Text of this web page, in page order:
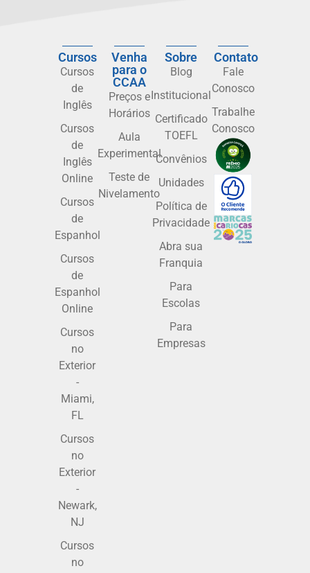
Cursos
Cursos
de
Inglês
Cursos
de
Inglês
Online
Cursos
de
Espanhol
Cursos
de
Espanhol
Online
Cursos
no
Exterior
-
Miami,
FL
Cursos
no
Exterior
-
Newark,
NJ
Cursos
no
Venha
para o
CCAA
Preços e
Horários
Aula
Experimental
Teste de
Nivelamento
Sobre
Blog
Institucional
Certificado
TOEFL
Convênios
Unidades
Política de
Privacidade
Abra sua
Franquia
Para
Escolas
Para
Empresas
Contato
Fale
Conosco
Trabalhe
Conosco